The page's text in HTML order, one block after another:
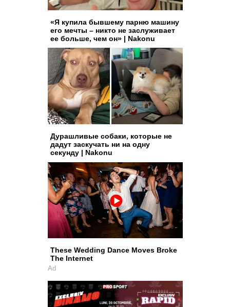
«Я купила бывшему парню машину
его мечты – никто не заслуживает
ее больше, чем он» | Nakonu
Дурашливые собаки, которые не
дадут заскучать ни на одну
секунду | Nakonu
These Wedding Dance Moves Broke
The Internet
Ad